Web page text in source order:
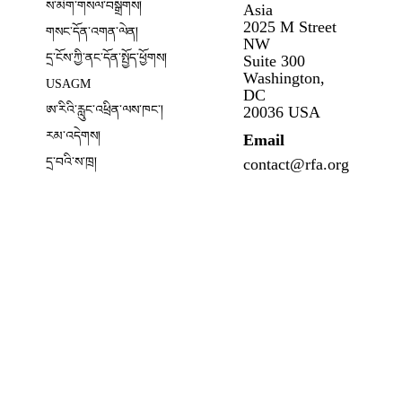
ས་མིག་གསལ་བསྒྲགས།
གསང་དོན་འགན་ལེན།
དྲ་ངོས་ཀྱི་ནང་དོན་སྤྱོད་ཕྱོགས།
USAGM
ཨ་རིའི་རླུང་འཕྲིན་ལས་ཁང༌།
Opens in new window
རམ་འདེགས།
དྲ་བའི་ས་ཁྲ།
Asia
2025 M Street
NW
Suite 300
Washington,
DC
20036 USA
Email
contact@rfa.org